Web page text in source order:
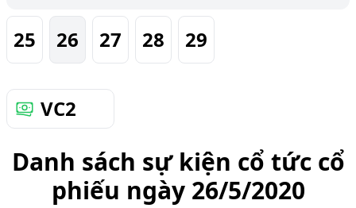
25 26 27 28 29
VC2
Danh sách sự kiện cổ tức cổ
phiếu ngày 26/5/2020